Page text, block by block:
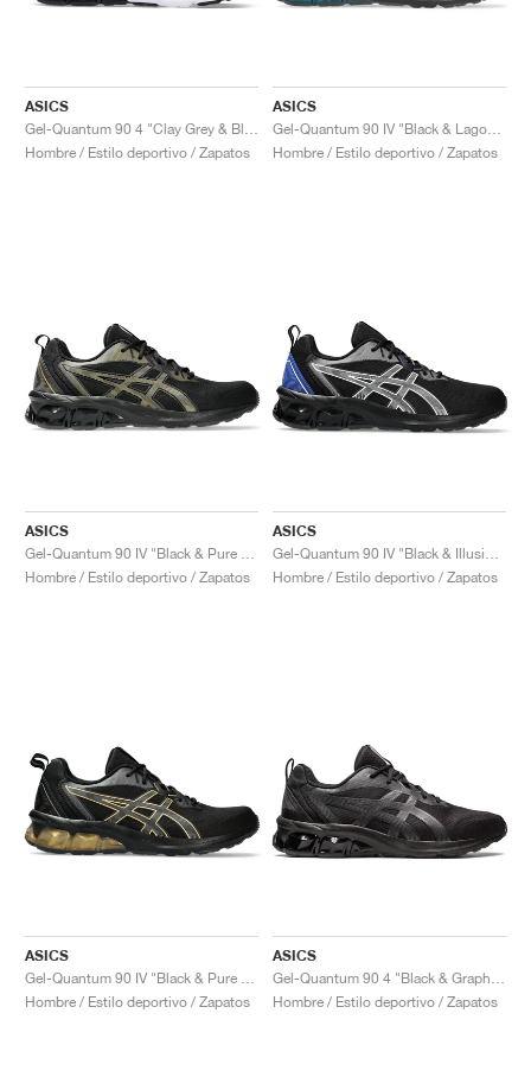
ASICS
Hombre / Estilo deportivo / Zapatos
ASICS
Hombre / Estilo deportivo / Zapatos
ASICS
Hombre / Estilo deportivo / Zapatos
ASICS
Hombre / Estilo deportivo / Zapatos
ASICS
Hombre / Estilo deportivo / Zapatos
ASICS
Hombre / Estilo deportivo / Zapatos